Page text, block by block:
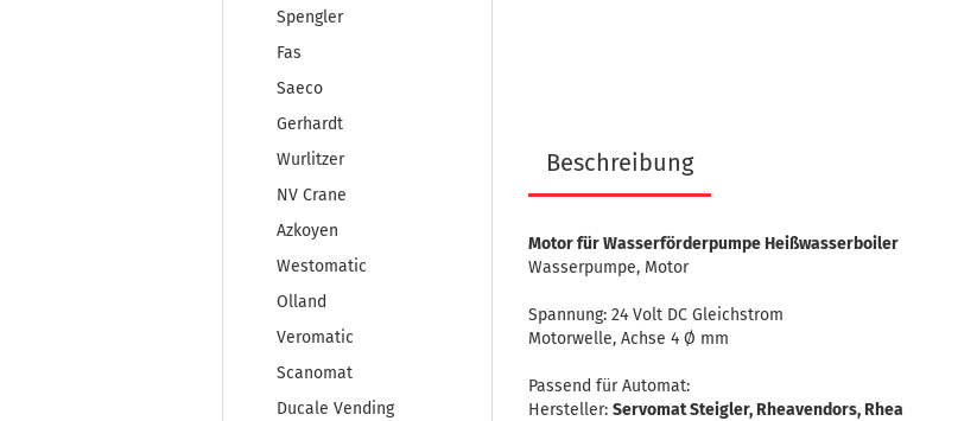
Beschreibung
Motor für Wasserförderpumpe Heißwasserboiler
Wasserpumpe, Motor
Spannung: 24 Volt DC Gleichstrom
Motorwelle, Achse 4 Ø mm
Passend für Automat:
Hersteller: Servomat Steigler, Rheavendors, Rhea
Spengler
Fas
Saeco
Gerhardt
Wurlitzer
NV Crane
Azkoyen
Westomatic
Olland
Veromatic
Scanomat
Ducale Vending